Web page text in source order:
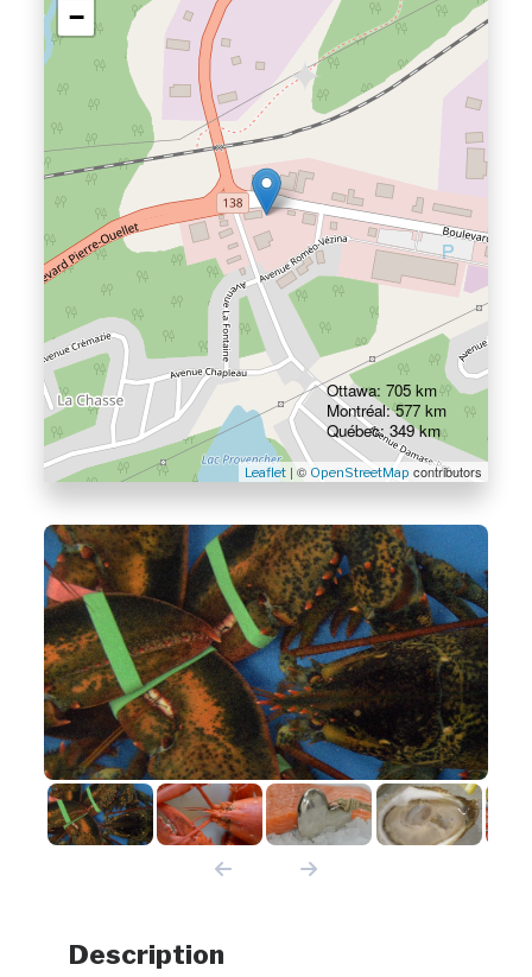
−
Leaflet| © OpenStreetMap contributors
Ottawa: 705 km
Montréal: 577 km
Québec: 349 km
Description